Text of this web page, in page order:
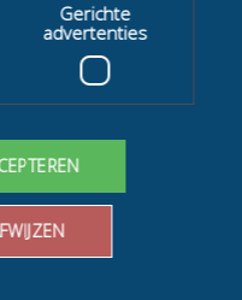
Gerichte
advertenties